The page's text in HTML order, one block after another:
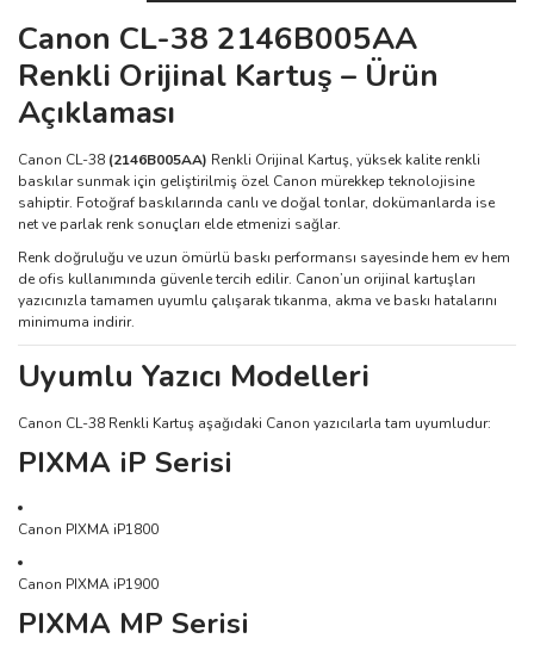
Canon CL-38 2146B005AA
Renkli Orijinal Kartuş – Ürün
Açıklaması
Canon CL-38 (2146B005AA) Renkli Orijinal Kartuş, yüksek kalite renkli
baskılar sunmak için geliştirilmiş özel Canon mürekkep teknolojisine
sahiptir. Fotoğraf baskılarında canlı ve doğal tonlar, dokümanlarda ise
net ve parlak renk sonuçları elde etmenizi sağlar.
Renk doğruluğu ve uzun ömürlü baskı performansı sayesinde hem ev hem
de ofis kullanımında güvenle tercih edilir. Canon’un orijinal kartuşları
yazıcınızla tamamen uyumlu çalışarak tıkanma, akma ve baskı hatalarını
minimuma indirir.
Uyumlu Yazıcı Modelleri
Canon CL-38 Renkli Kartuş aşağıdaki Canon yazıcılarla tam uyumludur:
PIXMA iP Serisi
Canon PIXMA iP1800
Canon PIXMA iP1900
PIXMA MP Serisi